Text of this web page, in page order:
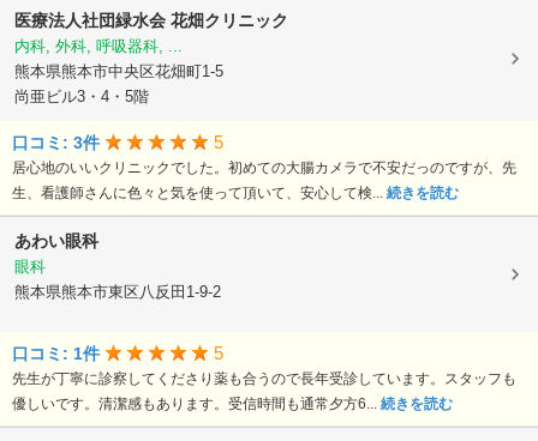
医療法人社団緑水会 花畑クリニック
内科, 外科, 呼吸器科, ...
熊本県熊本市中央区花畑町1-5
尚亜ビル3・4・5階
口コミ: 3件 5
居心地のいいクリニックでした。初めての大腸カメラで不安だっのですが、先
生、看護師さんに色々と気を使って頂いて、安心して検... 続きを読む
あわい眼科
眼科
熊本県熊本市東区八反田1-9-2
口コミ: 1件 5
先生が丁寧に診察してくださり薬も合うので長年受診しています。スタッフも
優しいです。清潔感もあります。受信時間も通常夕方6... 続きを読む